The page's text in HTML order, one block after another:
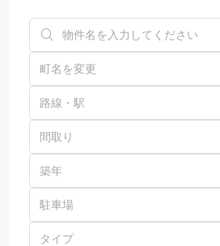
町名を変更
路線・駅
間取り
駐車場
タイプ